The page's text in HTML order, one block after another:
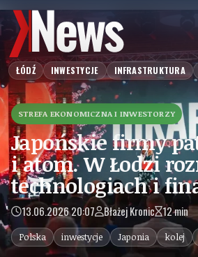
ŁÓDŹ INWESTYCJE INFRASTRUKTURA
STREFA EKONOMICZNA I INWESTORZY
Japońskie firmy
i atom. W Łodzi
technologiach i
13.06.2026 20:07 Błażej Kronic 12 min
Polska inwestycje Japonia kolej